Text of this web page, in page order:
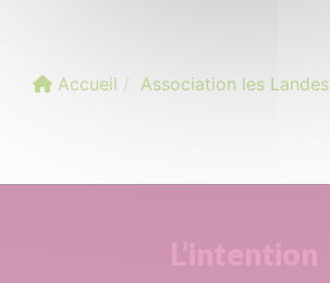
Accueil Association les Landes
L’intention